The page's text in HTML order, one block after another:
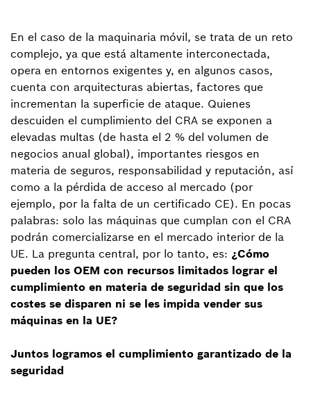
En el caso de la maquinaria móvil, se trata de un reto
complejo, ya que está altamente interconectada,
opera en entornos exigentes y, en algunos casos,
cuenta con arquitecturas abiertas, factores que
incrementan la superficie de ataque. Quienes
descuiden el cumplimiento del CRA se exponen a
elevadas multas (de hasta el 2 % del volumen de
negocios anual global), importantes riesgos en
materia de seguros, responsabilidad y reputación, así
como a la pérdida de acceso al mercado (por
ejemplo, por la falta de un certificado CE). En pocas
palabras: solo las máquinas que cumplan con el CRA
podrán comercializarse en el mercado interior de la
UE. La pregunta central, por lo tanto, es: ¿Cómo
pueden los OEM con recursos limitados lograr el
cumplimiento en materia de seguridad sin que los
costes se disparen ni se les impida vender sus
máquinas en la UE?
Juntos logramos el cumplimiento garantizado de la
seguridad